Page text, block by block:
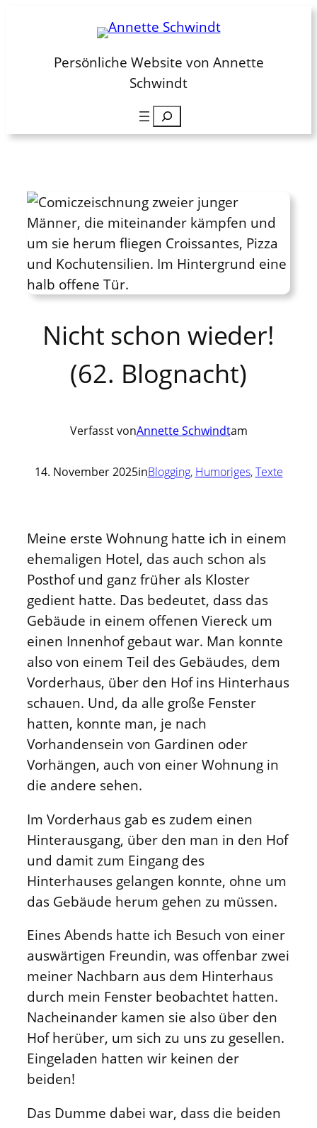
springenPersönliche Website von Annette
Schwindt
Suchen
Nicht schon wieder!
(62. Blognacht)
Verfasst vonAnnette Schwindtam
14. November 2025inBlogging, Humoriges, Texte
Meine erste Wohnung hatte ich in einem
ehemaligen Hotel, das auch schon als
Posthof und ganz früher als Kloster
gedient hatte. Das bedeutet, dass das
Gebäude in einem offenen Viereck um
einen Innenhof gebaut war. Man konnte
also von einem Teil des Gebäudes, dem
Vorderhaus, über den Hof ins Hinterhaus
schauen. Und, da alle große Fenster
hatten, konnte man, je nach
Vorhandensein von Gardinen oder
Vorhängen, auch von einer Wohnung in
die andere sehen.
Im Vorderhaus gab es zudem einen
Hinterausgang, über den man in den Hof
und damit zum Eingang des
Hinterhauses gelangen konnte, ohne um
das Gebäude herum gehen zu müssen.
Eines Abends hatte ich Besuch von einer
auswärtigen Freundin, was offenbar zwei
meiner Nachbarn aus dem Hinterhaus
durch mein Fenster beobachtet hatten.
Nacheinander kamen sie also über den
Hof herüber, um sich zu uns zu gesellen.
Eingeladen hatten wir keinen der
beiden!
Das Dumme dabei war, dass die beiden